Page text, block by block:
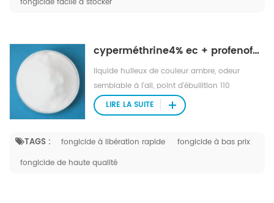
cyperméthrine4% ec + profenofos40% ec
liquide huileux de couleur ambre, odeur
semblable à l'ail, point d'ébullition 110
(0.001mmhg), stable dans des conditions
neutres et légèrement acides, instable dans
avec des solvants organiques.
TAGS : fongicide à libération rapide
fongicide à bas prix
fongicide de haute qualité
LIRE LA SUITE